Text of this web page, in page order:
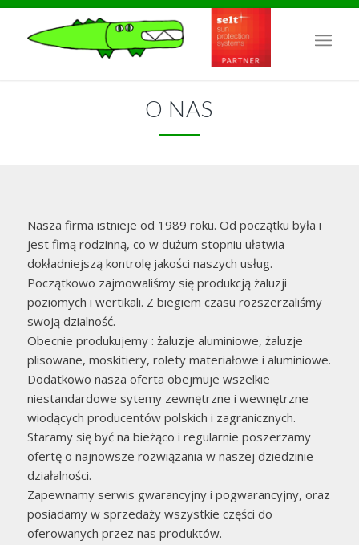
O NAS
Nasza firma istnieje od 1989 roku. Od początku była i
jest fimą rodzinną, co w dużum stopniu ułatwia
dokładniejszą kontrolę jakości naszych usług.
Początkowo zajmowaliśmy się produkcją żaluzji
poziomych i wertikali. Z biegiem czasu rozszerzaliśmy
swoją dzialność.
Obecnie produkujemy : żaluzje aluminiowe, żaluzje
plisowane, moskitiery, rolety materiałowe i aluminiowe.
Dodatkowo nasza oferta obejmuje wszelkie
niestandardowe sytemy zewnętrzne i wewnętrzne
wiodących producentów polskich i zagranicznych.
Staramy się być na bieżąco i regularnie poszerzamy
ofertę o najnowsze rozwiązania w naszej dziedzinie
działalności.
Zapewnamy serwis gwarancyjny i pogwarancyjny, oraz
posiadamy w sprzedaży wszystkie części do
oferowanych przez nas produktów.